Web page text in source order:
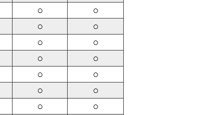
○ ○
○ ○
○ ○
○ ○
○ ○
○ ○
○ ○